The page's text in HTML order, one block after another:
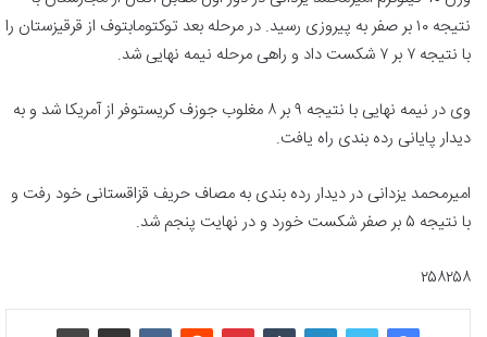
نتیجه ۱۰ بر صفر به پیروزی رسید. در مرحله بعد توکتومابتوف از قرقیزستان را
با نتیجه ۷ بر ۷ شکست داد و راهی مرحله نیمه نهایی شد.
وی در نیمه نهایی با نتیجه ۹ بر ۸ مغلوب جوزف کریستوفر از آمریکا شد و به
دیدار پایانی رده بندی راه یافت.
امیرمحمد یزدانی در دیدار رده بندی به مصاف حریف قزاقستانی خود رفت و
با نتیجه ۵ بر صفر شکست خورد و در نهایت پنجم شد.
۲۵۸۲۵۸